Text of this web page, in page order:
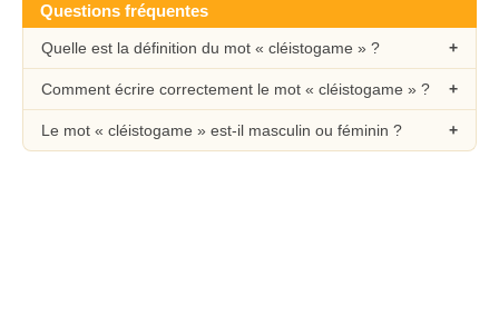
Questions fréquentes
Quelle est la définition du mot « cléistogame » ?
Comment écrire correctement le mot « cléistogame » ?
Le mot « cléistogame » est-il masculin ou féminin ?